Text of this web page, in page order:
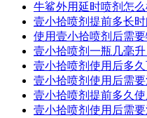
牛鲨外用延时喷剂怎
壹小拾喷剂提前多长
使用壹小拾喷剂后需
壹小拾喷剂一瓶几毫
壹小拾喷剂使用后多
壹小拾喷剂使用后需
壹小拾喷剂提前多久
壹小拾喷剂使用后需要